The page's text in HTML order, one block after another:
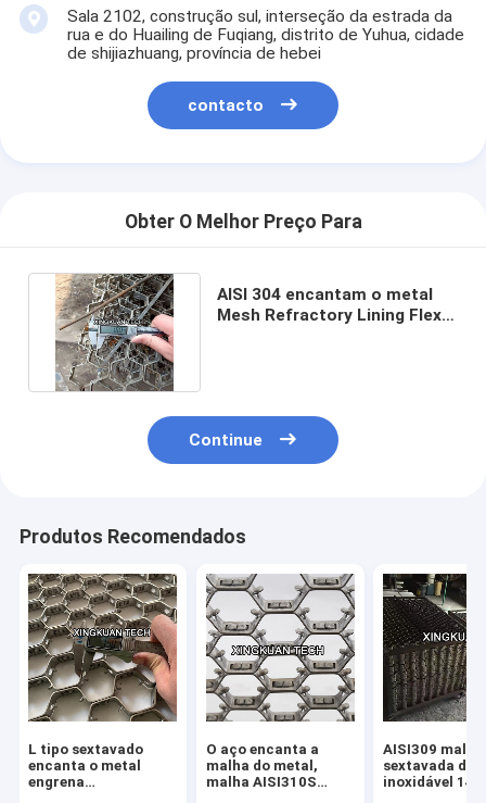
Sala 2102, construção sul, interseção da estrada da
rua e do Huailing de Fuqiang, distrito de Yuhua, cidade
de shijiazhuang, província de hebei
contacto
Obter O Melhor Preço Para
AISI 304 encantam o metal
Mesh Refractory Lining Flex
Continue
Produtos Recomendados
L tipo sextavado
encanta o metal
engrena
O aço encanta a
malha do metal,
malha AISI310S
AISI309 malha
sextavada de
inoxidável